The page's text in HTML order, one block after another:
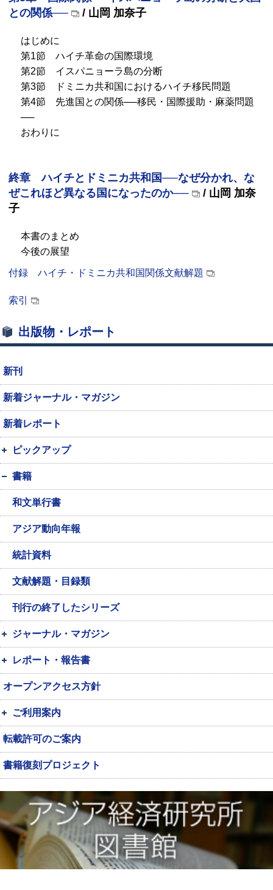
との関係──
/ 山岡 加奈子
はじめに
第1節 ハイチ革命の国際環境
第2節 イスパニョーラ島の分断
第3節 ドミニカ共和国におけるハイチ移民問題
第4節 先進国との関係──移民・国際援助・麻薬問題
──
おわりに
終章 ハイチとドミニカ共和国──なぜ分かれ、な
ぜこれほど異なる国になったのか──
/ 山岡 加奈
子
本書のまとめ
今後の展望
付録 ハイチ・ドミニカ共和国関係文献解題
索引
出版物・レポート
新刊
新着ジャーナル・マガジン
新着レポート
ピックアップ
書籍
和文単行書
アジア動向年報
統計資料
文献解題・目録類
刊行の終了したシリーズ
ジャーナル・マガジン
レポート・報告書
オープンアクセス方針
ご利用案内
転載許可のご案内
書籍復刻プロジェクト